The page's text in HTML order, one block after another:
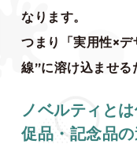
なります。
つまり「実用性×
線”に溶け込ませる
ノベルティと
促品・記念品